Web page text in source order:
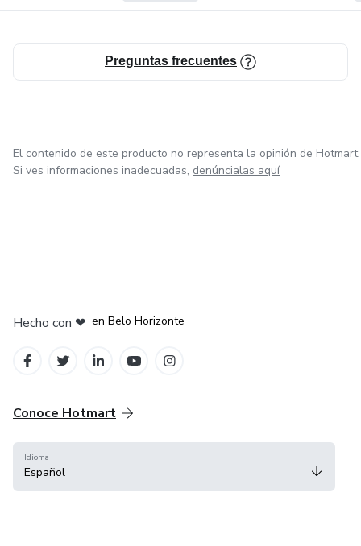
Preguntas frecuentes
El contenido de este producto no representa la opinión de Hotmart.
Si ves informaciones inadecuadas, denúncialas aquí
Hecho con ❤ en Belo Horizonte
Conoce Hotmart
Idioma
Español